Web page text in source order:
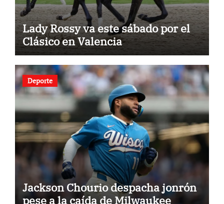
Lady Rossy va este sábado por el
Clásico en Valencia
Deporte
Jackson Chourio despacha jonrón
pese a la caída de Milwaukee